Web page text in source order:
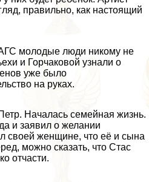
правильно, как настоящий
молодые люди никому не
и Горчаковой узнали о
уже было
на руках.
Началась семейная жизнь.
и заявил о желании
своей женщине, что её и сына
можно сказать, что Стас
отчасти.